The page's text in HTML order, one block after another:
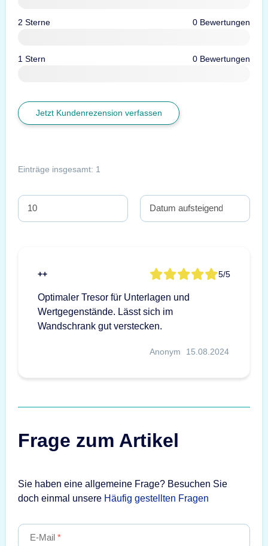
2 Sterne 0 Bewertungen
1 Stern 0 Bewertungen
Jetzt Kundenrezension verfassen
Einträge insgesamt: 1
++ 5/5
Optimaler Tresor für Unterlagen und
Wertgegenstände. Lässt sich im
Wandschrank gut verstecken.
Anonym 15.08.2024
Frage zum Artikel
Sie haben eine allgemeine Frage? Besuchen Sie
doch einmal unsere Häufig gestellten Fragen
E-Mail